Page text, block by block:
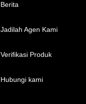
Berita
Jadilah Agen Kami
Verifikasi Produk
Hubungi kami